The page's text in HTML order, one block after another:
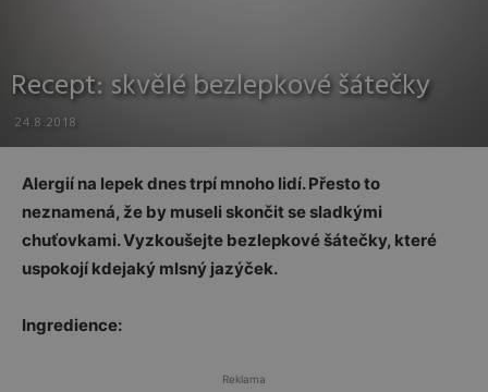
Recept: skvělé bezlepkové šátečky
24.8.2018
Alergií na lepek dnes trpí mnoho lidí. Přesto to
neznamená, že by museli skončit se sladkými
chuťovkami. Vyzkoušejte bezlepkové šátečky, které
uspokojí kdejaký mlsný jazýček.
Ingredience:
Reklama